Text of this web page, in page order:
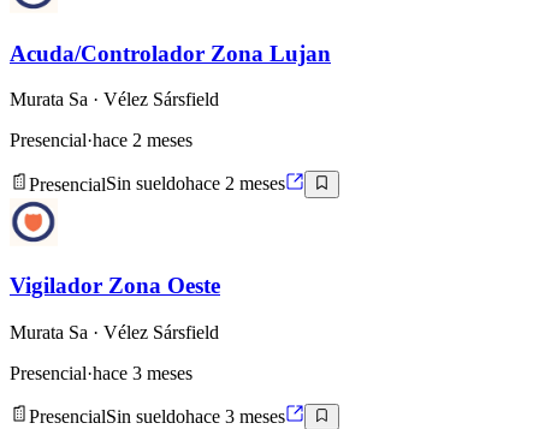
Acuda/Controlador Zona Lujan
Murata Sa · Vélez Sársfield
Presencial·hace 2 meses
PresencialSin sueldohace 2 meses
Vigilador Zona Oeste
Murata Sa · Vélez Sársfield
Presencial·hace 3 meses
PresencialSin sueldohace 3 meses